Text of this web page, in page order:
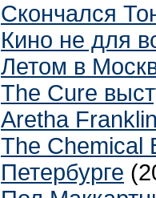
Скончался
Кино не для
Летом в
The Cure
Aretha
The Chemical
Петербурге